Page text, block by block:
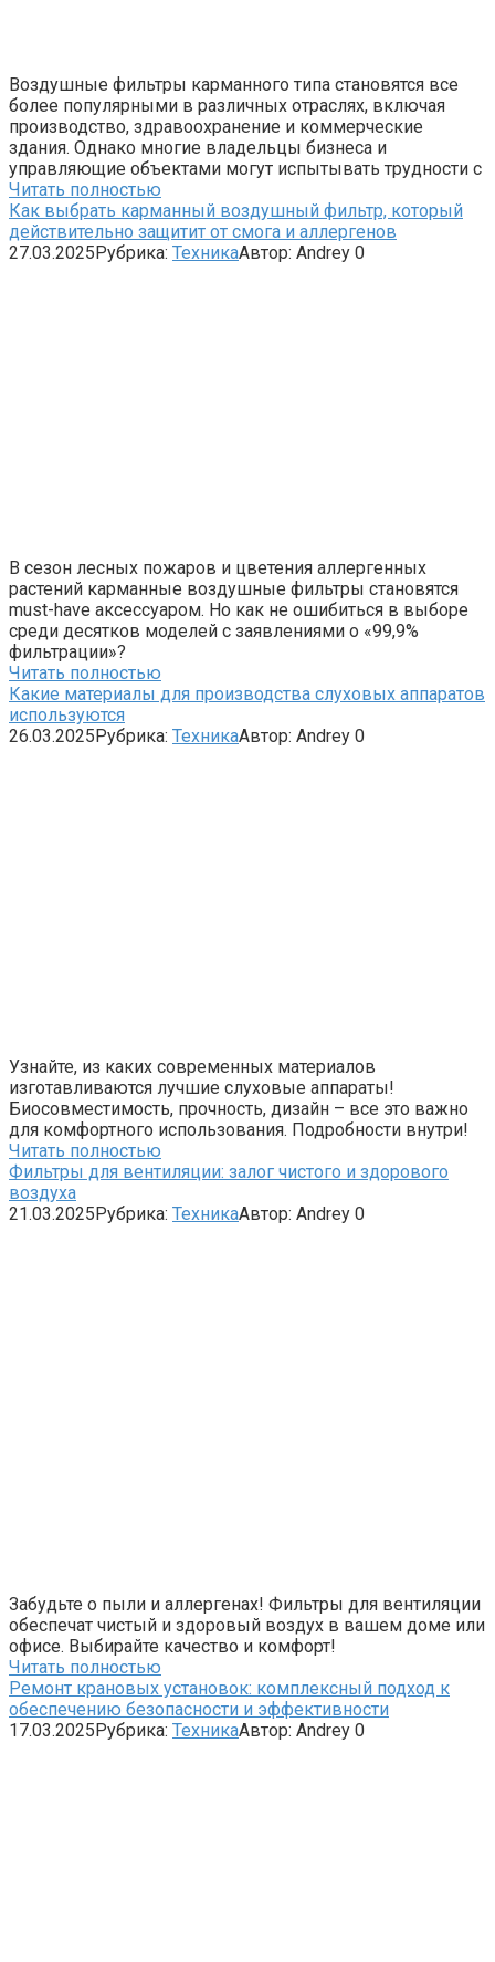
Воздушные фильтры карманного типа становятся все
более популярными в различных отраслях, включая
производство, здравоохранение и коммерческие
здания. Однако многие владельцы бизнеса и
управляющие объектами могут испытывать трудности с
Читать полностью
Как выбрать карманный воздушный фильтр, который
действительно защитит от смога и аллергенов
27.03.2025Рубрика: ТехникаАвтор: Andrey 0
В сезон лесных пожаров и цветения аллергенных
растений карманные воздушные фильтры становятся
must-have аксессуаром. Но как не ошибиться в выборе
среди десятков моделей с заявлениями о «99,9%
фильтрации»?
Читать полностью
Какие материалы для производства слуховых аппаратов
используются
26.03.2025Рубрика: ТехникаАвтор: Andrey 0
Узнайте, из каких современных материалов
изготавливаются лучшие слуховые аппараты!
Биосовместимость, прочность, дизайн – все это важно
для комфортного использования. Подробности внутри!
Читать полностью
Фильтры для вентиляции: залог чистого и здорового
воздуха
21.03.2025Рубрика: ТехникаАвтор: Andrey 0
Забудьте о пыли и аллергенах! Фильтры для вентиляции
обеспечат чистый и здоровый воздух в вашем доме или
офисе. Выбирайте качество и комфорт!
Читать полностью
Ремонт крановых установок: комплексный подход к
обеспечению безопасности и эффективности
17.03.2025Рубрика: ТехникаАвтор: Andrey 0